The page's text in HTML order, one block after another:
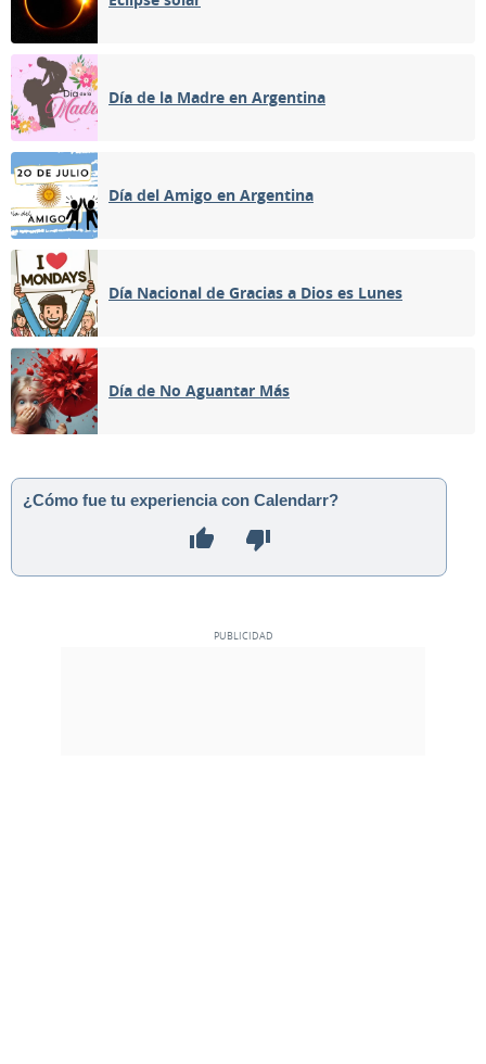
Día de la Madre en Argentina
Día del Amigo en Argentina
Día Nacional de Gracias a Dios es Lunes
Día de No Aguantar Más
¿Cómo fue tu experiencia con Calendarr?